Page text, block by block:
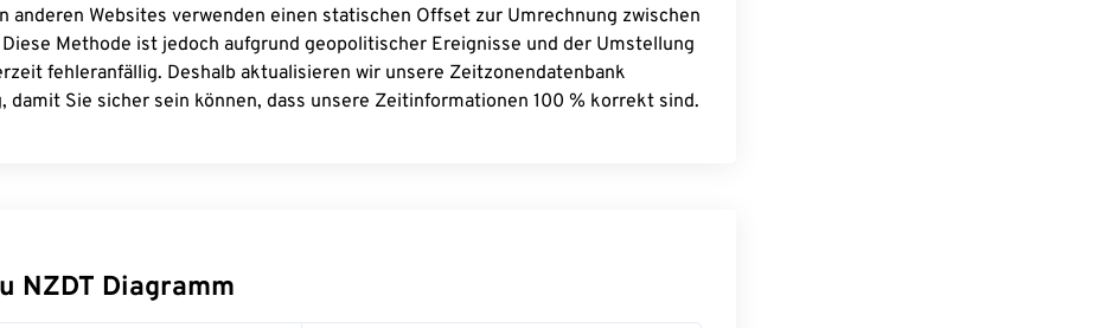
anderen Websites verwenden einen statischen Offset zur Umrechnung zwischen
Methode ist jedoch aufgrund geopolitischer Ereignisse und der Umstellung
fehleranfällig. Deshalb aktualisieren wir unsere Zeitzonendatenbank
damit Sie sicher sein können, dass unsere Zeitinformationen 100 % korrekt sind.
NZDT Diagramm